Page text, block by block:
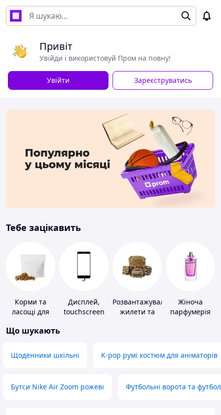
Привіт
Увійди і використовуй Пром на повну!
Увійти Зареєструватись
Тебе зацікавить
Корми та
ласощі для
тварин і
Дисплей,
touchscreen
Розвантажувальні
жилети та
Жіноча
парфумерія
Що шукають
Щоденники шкільні K-pop румі костюм для аніматорів
Бутси Nike Air Zoom рожеві Футбольні ворота та